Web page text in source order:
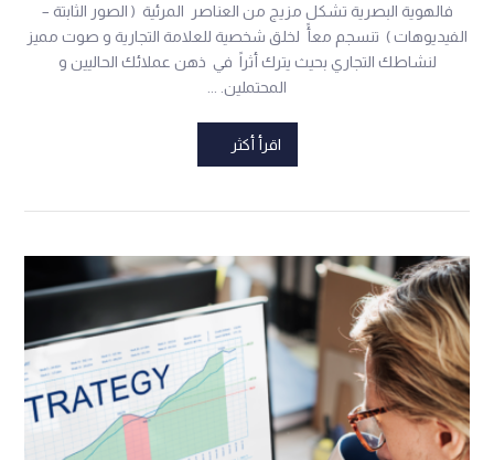
فالهوية البصرية تشكل مزيج من العناصر المرئية ( الصور الثابتة –
الفيديوهات ) تنسجم معأً لخلق شخصية للعلامة التجارية و صوت مميز
لنشاطك التجاري بحيث يترك أثراً في ذهن عملائك الحاليين و
المحتملين. ...
اقرأ أكثر